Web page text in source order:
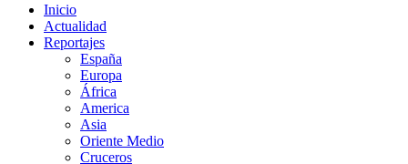
Inicio
Actualidad
Reportajes
España
Europa
África
America
Asia
Oriente Medio
Cruceros